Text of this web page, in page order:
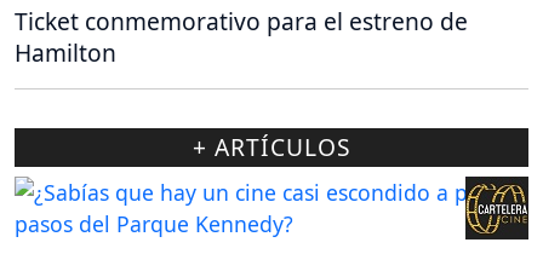
Ticket conmemorativo para el estreno de
Hamilton
+ ARTÍCULOS